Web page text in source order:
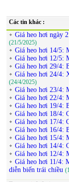
Các tin khác :
Giá heo hơi ngày
(21/5/2025)
Giá heo hơi 14/5:
Giá heo hơi 12/5:
Giá heo hơi 29/4:
Giá heo hơi 24/4:
(24/4/2025)
Giá heo hơi 23/4:
Giá heo hơi 22/4:
Giá heo hơi 19/4:
Giá heo hơi 18/4:
Giá heo hơi 17/4:
Giá heo hơi 16/4:
Giá heo hơi 15/4:
Giá heo hơi 14/4:
Giá heo hơi 12/4:
Giá heo hơi 11/4:
diễn biến trái chiều